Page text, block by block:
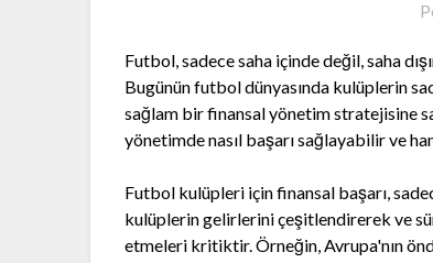
Futbol, sadece saha içinde değil, saha
Bugünün futbol dünyasında kulüplerin
sağlam bir finansal yönetim stratejisine
yönetimde nasıl başarı sağlayabilir ve
Futbol kulüpleri için finansal başarı,
kulüplerin gelirlerini çeşitlendirerek ve
etmeleri kritiktir. Örneğin, Avrupa'nın